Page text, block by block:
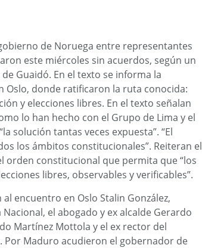
de Noruega entre representantes
este miércoles sin acuerdos, según un
Guaidó. En el texto se informa la
Oslo, donde ratificaron la ruta conocida:
y elecciones libres. En el texto señalan
lo han hecho con el Grupo de Lima y el
solución tantas veces expuesta”. “El
los ámbitos constitucionales”. Reiteran el
orden constitucional que permita que “los
libres, observables y verificables”.
encuentro en Oslo Stalin González,
el abogado y ex alcalde Gerardo
Martínez Mottola y el ex rector del
Por Maduro acudieron el gobernador de